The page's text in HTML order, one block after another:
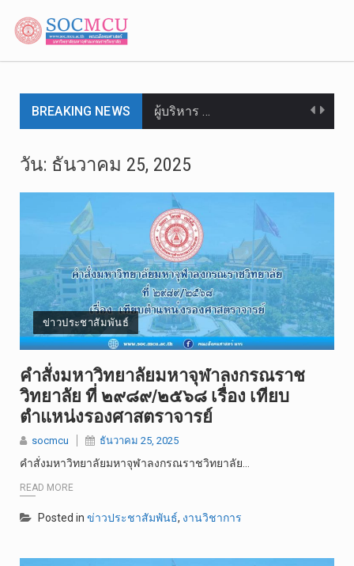
BREAKING NEWS ผู้บริหาร …
วันพฤหัสบด…
วันอังคารท…
คณะสังคมศา…
วันจันทร์ท…
วันอาทิตย์…
วันเสาร์ที…
วันศุกร์ที…
วัน: ธันวาคม 25, 2025
ข่าวประชาสัมพันธ์
คำสั่งมหาวิทยาลัยมหาจุฬาลงกรณราช
วิทยาลัย ที่ ๒๙๘๙/๒๕๖๘ เรื่อง เทียบ
ตำแหน่งรองศาสตราจารย์
socmcu ธันวาคม 25, 2025
คำสั่งมหาวิทยาลัยมหาจุฬาลงกรณราชวิทยาลัย…
READ MORE
Posted in ข่าวประชาสัมพันธ์, งานวิชาการ